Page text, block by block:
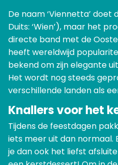
De naam ‘Viennetta’
Duits: ‘Wien’), maar het
directe band met de
heeft wereldwijd
bekend om zijn elegante
Het wordt nog steeds
verschillende landen als
Knallers voor het
Tijdens de feestdagen
iets meer uit dan normaal.
je dan ook het liefst